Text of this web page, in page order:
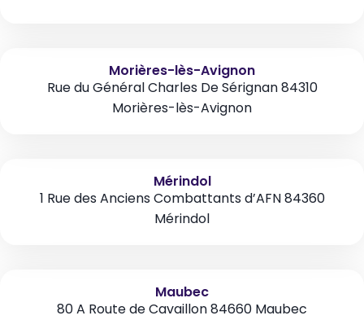
Morières-lès-Avignon
Rue du Général Charles De Sérignan 84310
Morières-lès-Avignon
Mérindol
1 Rue des Anciens Combattants d’AFN 84360
Mérindol
Maubec
80 A Route de Cavaillon 84660 Maubec